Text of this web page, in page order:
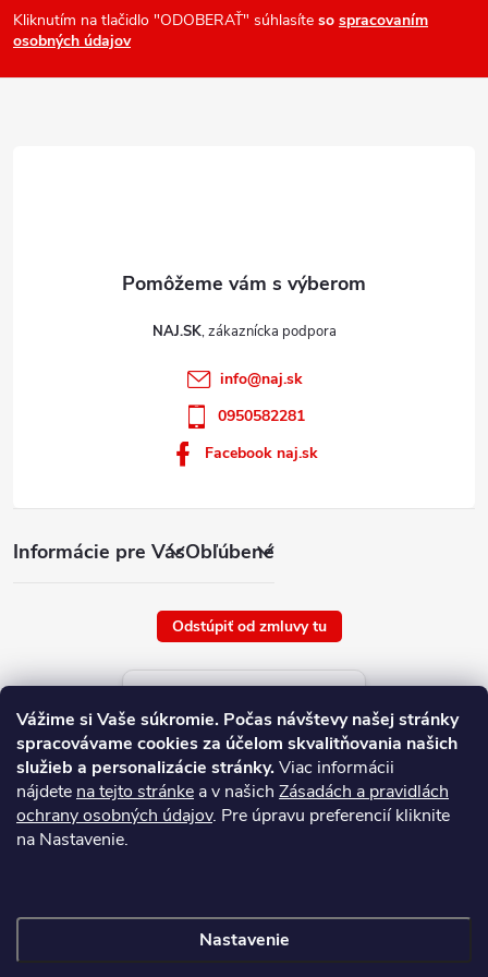
Vážime si Vaše súkromie. Počas návštevy našej stránky
spracovávame cookies za účelom skvalitňovania našich
služieb a personalizácie stránky.Viac informácii
nájdete na tejto stránke a v našich Zásadách a pravidlách
ochrany osobných údajov. Pre úpravu preferencií kliknite
na Nastavenie.
Nastavenie
y
v
ý
i
Kliknutím na tlačidlo "ODOBERAŤ" súhlasíte so spracovaním
osobných údajov
Informácie pre VásObľúbené
NAJ.SK
info@naj.sk
0950582281
Facebook naj.sk
Odstúpiť od zmluvy tu
Aktuálne ceny tovaru
platné od : 7/8/2026